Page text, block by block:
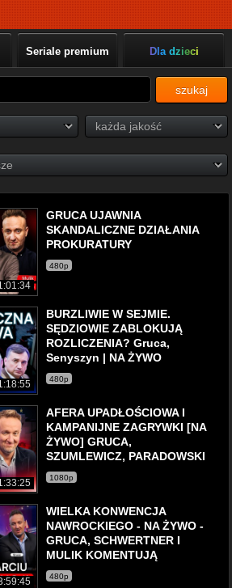
Seriale premium Dla dzieci
szukaj
GRUCA UJAWNIA
SKANDALICZNE DZIAŁANIA
PROKURATURY
480p
BURZLIWIE W SEJMIE.
SĘDZIOWIE ZABLOKUJĄ
ROZLICZENIA? Gruca,
Senyszyn | NA ŻYWO
480p
AFERA UPADŁOŚCIOWA I
KAMPANIJNE ZAGRYWKI [NA
ŻYWO] GRUCA,
SZUMLEWICZ, PARADOWSKI
1080p
WIELKA KONWENCJA
NAWROCKIEGO - NA ŻYWO -
GRUCA, SCHWERTNER I
MULIK KOMENTUJĄ
480p